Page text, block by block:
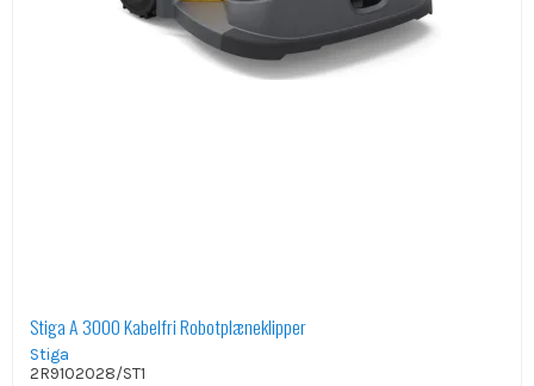
Stiga A 3000 Kabelfri Robotplæneklipper
Stiga
2R9102028/ST1